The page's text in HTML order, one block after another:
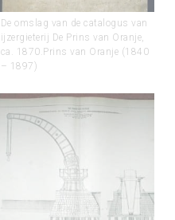
De omslag van de catalogus van
ijzergieterij De Prins van Oranje,
ca. 1870.Prins van Oranje (1840
– 1897)